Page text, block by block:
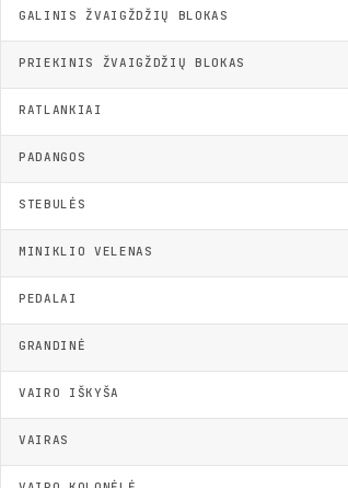
GALINIS ŽVAIGŽDŽIŲ BLOKAS
PRIEKINIS ŽVAIGŽDŽIŲ BLOKAS
RATLANKIAI
PADANGOS
STEBULĖS
MINIKLIO VELENAS
PEDALAI
GRANDINĖ
VAIRO IŠKYŠA
VAIRAS